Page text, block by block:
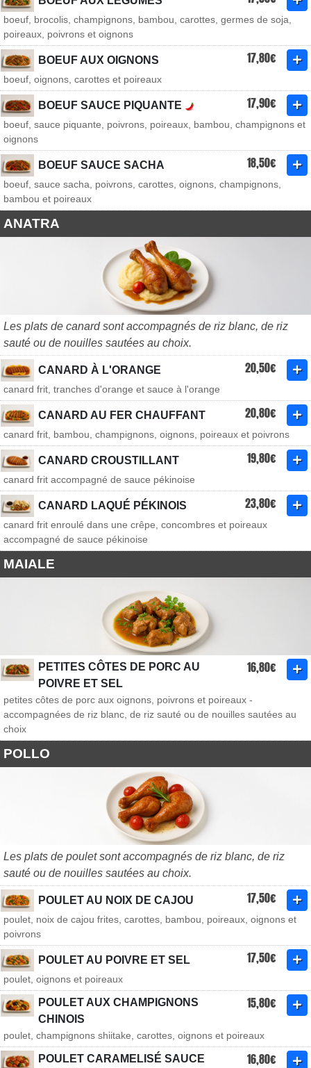
boeuf, brocolis, champignons, bambou, carottes, germes de soja,
poireaux, poivrons et oignons
BOEUF AUX OIGNONS 17,80€
boeuf, oignons, carottes et poireaux
BOEUF SAUCE PIQUANTE 17,90€
boeuf, sauce piquante, poivrons, poireaux, bambou, champignons et
oignons
BOEUF SAUCE SACHA 18,50€
boeuf, sauce sacha, poivrons, carottes, oignons, champignons,
bambou et poireaux
ANATRA
Les plats de canard sont accompagnés de riz blanc, de riz
sauté ou de nouilles sautées au choix.
CANARD À L'ORANGE 20,50€
canard frit, tranches d'orange et sauce à l'orange
CANARD AU FER CHAUFFANT 20,80€
canard frit, bambou, champignons, oignons, poireaux et poivrons
CANARD CROUSTILLANT 19,80€
canard frit accompagné de sauce pékinoise
CANARD LAQUÉ PÉKINOIS 23,80€
canard frit enroulé dans une crêpe, concombres et poireaux
accompagné de sauce pékinoise
MAIALE
PETITES CÔTES DE PORC AU
POIVRE ET SEL
16,80€
petites côtes de porc aux oignons, poivrons et poireaux -
accompagnées de riz blanc, de riz sauté ou de nouilles sautées au
choix
POLLO
Les plats de poulet sont accompagnés de riz blanc, de riz
sauté ou de nouilles sautées au choix.
POULET AU NOIX DE CAJOU 17,50€
poulet, noix de cajou frites, carottes, bambou, poireaux, oignons et
poivrons
POULET AU POIVRE ET SEL 17,50€
poulet, oignons et poireaux
POULET AUX CHAMPIGNONS
CHINOIS
15,80€
poulet, champignons shiitake, carottes, oignons et poireaux
POULET CARAMELISÉ SAUCE
16,80€